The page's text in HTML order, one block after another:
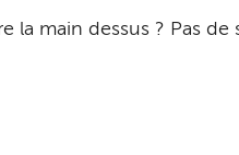
la main dessus ? Pas